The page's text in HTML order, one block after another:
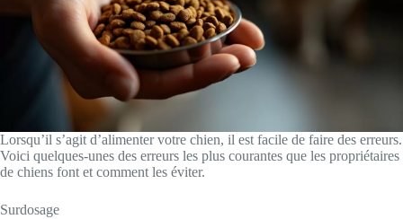
Lorsqu’il s’agit d’alimenter votre chien, il est facile de faire des erreurs.
Voici quelques-unes des erreurs les plus courantes que les propriétaires
de chiens font et comment les éviter.
Surdosage